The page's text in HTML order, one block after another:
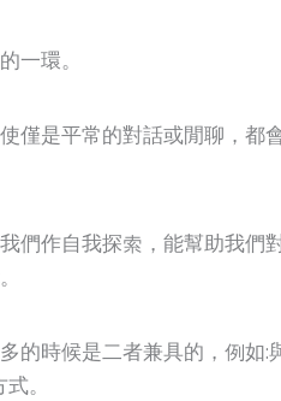
一環。
是平常的對話或閒聊，都
們作自我探索，能幫助我們
的時候是二者兼具的，例如:
。